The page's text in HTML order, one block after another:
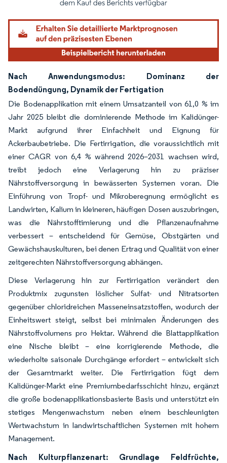
Nach Anwendungsmodus: Dominanz der
Bodendüngung, Dynamik der Fertigation
Die Bodenapplikation mit einem Umsatzanteil von 61,0 % im
Jahr 2025 bleibt die dominierende Methode im Kalidünger-
Markt aufgrund ihrer Einfachheit und Eignung für
Ackerbaubetriebe. Die Fertirrigation, die voraussichtlich mit
einer CAGR von 6,4 % während 2026–2031 wachsen wird,
treibt jedoch eine Verlagerung hin zu präziser
Nährstoffversorgung in bewässerten Systemen voran. Die
Einführung von Tropf- und Mikroberegnung ermöglicht es
Landwirten, Kalium in kleineren, häufigen Dosen auszubringen,
was die Nährstofftimierung und die Pflanzenaufnahme
verbessert – entscheidend für Gemüse, Obstgärten und
Gewächshauskulturen, bei denen Ertrag und Qualität von einer
zeitgerechten Nährstoffversorgung abhängen.
Diese Verlagerung hin zur Fertirrigation verändert den
Produktmix zugunsten löslicher Sulfat- und Nitratsorten
gegenüber chloridreichen Masseneinsatzstoffen, wodurch der
Einheitswert steigt, selbst bei minimalen Änderungen des
Nährstoffvolumens pro Hektar. Während die Blattapplikation
eine Nische bleibt – eine korrigierende Methode, die
wiederholte saisonale Durchgänge erfordert – entwickelt sich
der Gesamtmarkt weiter. Die Fertirrigation fügt dem
Kalidünger-Markt eine Premiumbedarfsschicht hinzu, ergänzt
die große bodenapplikationsbasierte Basis und unterstützt ein
stetiges Mengenwachstum neben einem beschleunigten
Wertwachstum in landwirtschaftlichen Systemen mit hohem
Management.
Nach Kulturpflanzenart: Grundlage Feldfrüchte,